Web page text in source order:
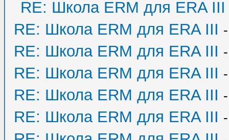
RE: Школа ERM для ERA III
RE: Школа ERM для ERA III
RE: Школа ERM для ERA III
RE: Школа ERM для ERA III
RE: Школа ERM для ERA III
RE: Школа ERM для ERA III